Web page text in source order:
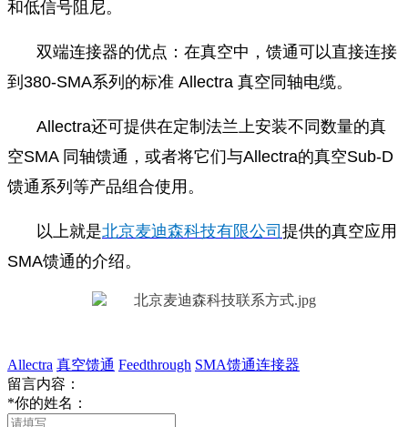
和低信号阻尼。
双端连接器的优点：在真空中，馈通可以直接连接
到380-SMA系列的标准 Allectra 真空同轴电缆。
Allectra还可提供在定制法兰上安装不同数量的真
空SMA 同轴馈通，或者将它们与Allectra的真空Sub-D
馈通系列等产品组合使用。
以上就是北京麦迪森科技有限公司 提供的真空应用
SMA馈通的介绍。
Allectra 真空馈通 Feedthrough SMA馈通连接器
留言内容：
*你的姓名：